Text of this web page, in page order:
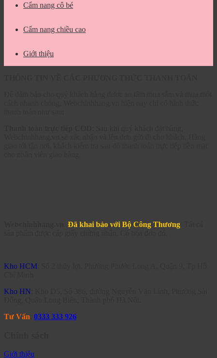
Cẩm nang cô bé
Cẩm nang chiều cao
Giới thiệu
Đã khai báo với Bộ Công Thương
Kho HCM
Kho HN
Tư Vấn 0333 333 926
Giới thiệu